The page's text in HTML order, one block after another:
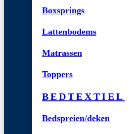
Boxsprings
Lattenbodems
Matrassen
Toppers
BEDTEXTIEL
Bedspreien/deken